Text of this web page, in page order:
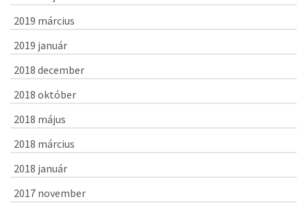
2019 március
2019 január
2018 december
2018 október
2018 május
2018 március
2018 január
2017 november